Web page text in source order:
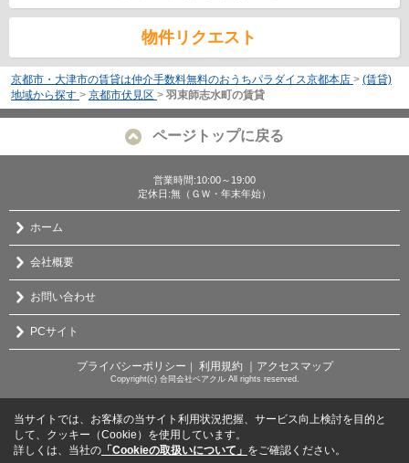
物件リクエスト
京都市・大津市の賃貸は仲介手数料無料のおうちパラダイス京都本店 > (賃貸)
地域から探す > 京都市伏見区 > 羽束師志水町の賃貸
ページトップに戻る
営業時間:10:00～19:00
定休日:無（ＧＷ・年末年始）
ホーム
会社概要
お問い合わせ
PCサイト
プライバシーポリシー ｜ 利用規約 ｜アクセスマップ
Copyright(c) 合同会社ベアクル All rights reserved.
当サイトでは、お客様の当サイト利用状況把握、サービス向上検討を目的と
して、クッキー（Cookie）を使用しています。
詳しくは、当社の 「Cookieの取扱いについて」 をご確認ください。